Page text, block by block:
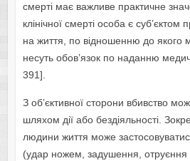
смерті має важливе практичне
клінічної смерті особа є
на життя, по відношенню до якого
несуть обов’язок по наданню
391].
З об’єктивної сторони вбивство
шляхом дії або бездіяльності.
людини життя може
(удар ножем, задушення, отруєння